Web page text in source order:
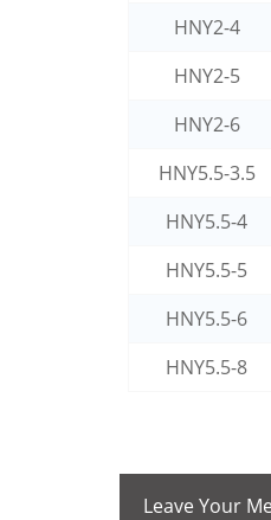
HNY2-4
HNY2-5
HNY2-6
HNY5.5-3.5
HNY5.5-4
HNY5.5-5
HNY5.5-6
HNY5.5-8
Leave Your